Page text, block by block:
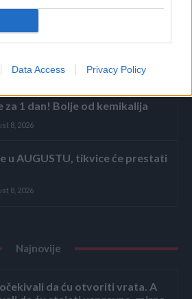
Data Access Privacy Policy
restorana, policijsku prijavu
kreditno odobrenje koje je
8, 2026
za 1 dan! Bolje od kemikalija
8, 2026
u AUGUSTU, tikvice će prestati
8, 2026
Najnovije
da ću otvoriti vrata. A